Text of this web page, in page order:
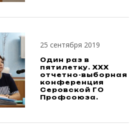
25 сентября 2019
Один раз в
пятилетку. XXX
отчетно-выборная
конференция
Серовской ГО
Профсоюза.